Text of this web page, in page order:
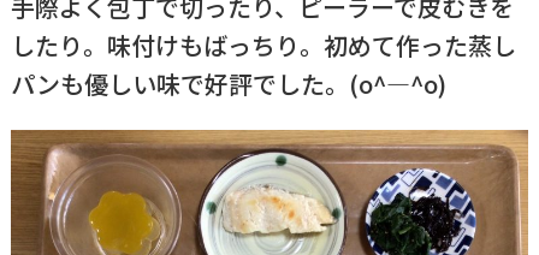
したり。味付けもばっちり。初めて作った蒸し
パンも優しい味で好評でした。(o^―^o)